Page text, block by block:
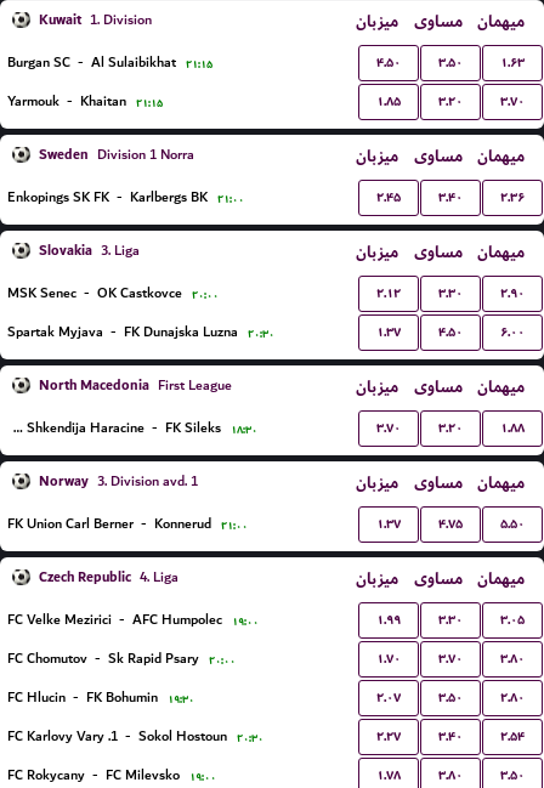
Kuwait 1. Division میزبان مساوی میهمان
Burgan SC - Al Sulaibikhat ۲۱:۱۵ ۴.۵۰ ۳.۵۰ ۱.۶۳
Yarmouk - Khaitan ۲۱:۱۵ ۱.۸۵ ۳.۲۰ ۳.۷۰
Sweden Division 1 Norra میزبان مساوی میهمان
Enkopings SK FK - Karlbergs BK ۲۱:۰۰ ۲.۴۵ ۳.۴۰ ۲.۳۶
Slovakia 3. Liga میزبان مساوی میهمان
MSK Senec - OK Castkovce ۲۰:۰۰ ۲.۱۲ ۳.۳۰ ۲.۹۰
Spartak Myjava - FK Dunajska Luzna ۲۰:۳۰ ۱.۳۷ ۴.۵۰ ۶.۰۰
North Macedonia First League میزبان مساوی میهمان
KF Shkendija Haracine - FK Sileks ۱۸:۳۰ ۳.۷۰ ۳.۲۰ ۱.۸۸
Norway 3. Division avd. 1 میزبان مساوی میهمان
FK Union Carl Berner - Konnerud ۲۱:۰۰ ۱.۳۷ ۴.۷۵ ۵.۵۰
Czech Republic 4. Liga میزبان مساوی میهمان
FC Velke Mezirici - AFC Humpolec ۱۹:۰۰ ۱.۹۹ ۳.۳۰ ۳.۰۵
FC Chomutov - Sk Rapid Psary ۲۰:۰۰ ۱.۷۰ ۳.۷۰ ۳.۸۰
FC Hlucin - FK Bohumin ۱۹:۳۰ ۲.۰۷ ۳.۵۰ ۲.۸۰
1. FC Karlovy Vary - Sokol Hostoun ۲۰:۳۰ ۲.۲۷ ۳.۴۰ ۲.۵۴
FC Rokycany - FC Milevsko ۱۹:۰۰ ۱.۷۸ ۳.۸۰ ۳.۵۰